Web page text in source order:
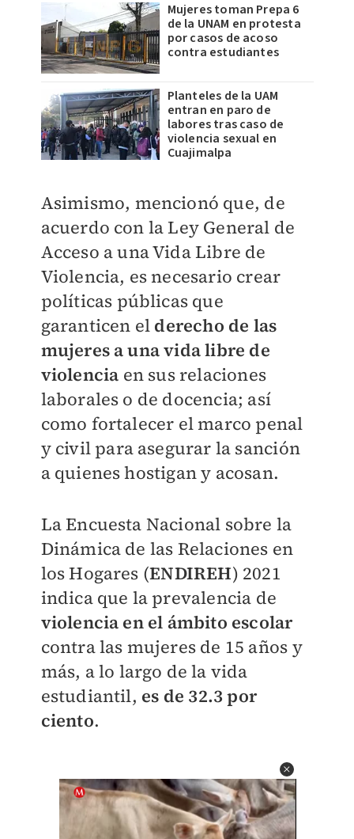
Mujeres toman Prepa 6
de la UNAM en protesta
por casos de acoso
contra estudiantes
Planteles de la UAM
entran en paro de
labores tras caso de
violencia sexual en
Cuajimalpa
Asimismo, mencionó que, de
acuerdo con la Ley General de
Acceso a una Vida Libre de
Violencia, es necesario crear
políticas públicas que
garanticen el derecho de las
mujeres a una vida libre de
violencia en sus relaciones
laborales o de docencia; así
como fortalecer el marco penal
y civil para asegurar la sanción
a quienes hostigan y acosan.
La Encuesta Nacional sobre la
Dinámica de las Relaciones en
los Hogares (ENDIREH) 2021
indica que la prevalencia de
violencia en el ámbito escolar
contra las mujeres de 15 años y
más, a lo largo de la vida
estudiantil, es de 32.3 por
ciento.